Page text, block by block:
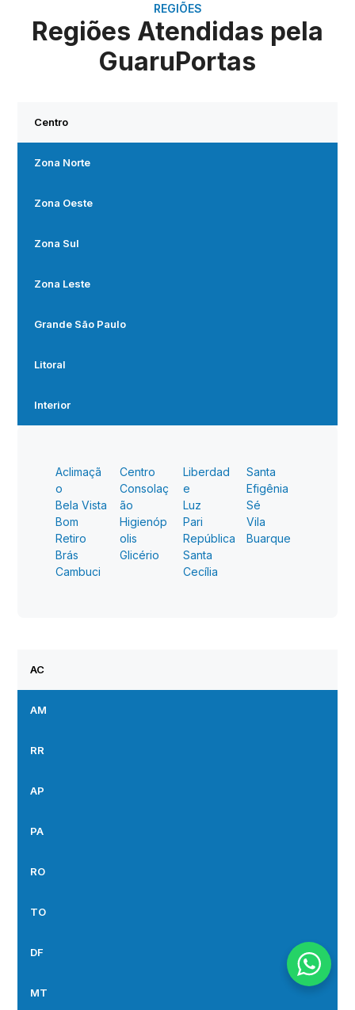
REGIÕES
Regiões Atendidas pela
GuaruPortas
Centro
Zona Norte
Zona Oeste
Zona Sul
Zona Leste
Grande São Paulo
Litoral
Interior
Aclimaçã
o
Bela Vista
Bom
Retiro
Brás
Cambuci
Centro
Consolaç
ão
Higienóp
olis
Glicério
Liberdad
e
Luz
Pari
República
Santa
Cecília
Santa
Efigênia
Sé
Vila
Buarque
AC
AM
RR
AP
PA
RO
TO
DF
MT